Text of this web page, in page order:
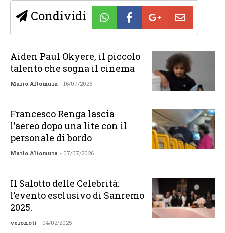
Condividi
Aiden Paul Okyere, il piccolo
talento che sogna il cinema
Mario Altomura - 16/07/2026
Francesco Renga lascia
l’aereo dopo una lite con il
personale di bordo
Mario Altomura - 07/07/2026
Il Salotto delle Celebrità:
l’evento esclusivo di Sanremo
2025.
veronoti - 04/02/2025